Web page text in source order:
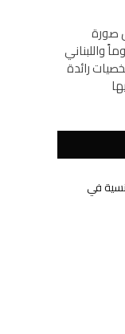
صورة
واللبناني
رائدة
في